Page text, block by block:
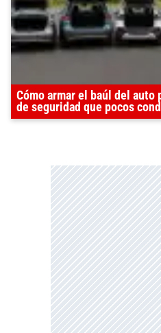
Cómo armar el baúl del
de seguridad que pocos